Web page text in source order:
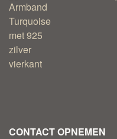
CONTACT OPNEMEN